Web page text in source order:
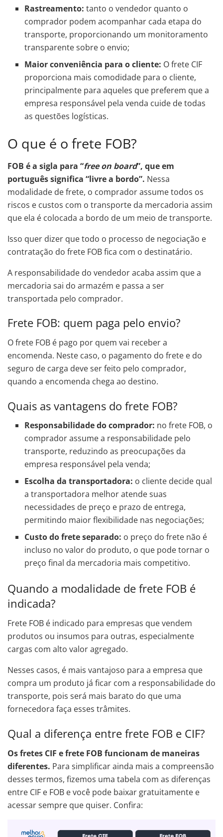
Rastreamento:tanto o vendedor quanto o
comprador podem acompanhar cada etapa do
transporte, proporcionando um monitoramento
transparente sobre o envio;
Maior conveniência para o cliente: O frete CIF
proporciona mais comodidade para o cliente,
principalmente para aqueles que preferem que a
empresa responsável pela venda cuide de todas
as questões logísticas.
O que é o frete FOB?
FOB é a sigla para “free on board”, que em
português significa “livre a bordo”. Nessa
modalidade de frete, o comprador assume todos os
riscos e custos com o transporte da mercadoria assim
que ela é colocada a bordo de um meio de transporte.
Isso quer dizer que todo o processo de negociação e
contratação do frete FOB fica com o destinatário.
A responsabilidade do vendedor acaba assim que a
mercadoria sai do armazém e passa a ser
transportada pelo comprador.
Frete FOB: quem paga pelo envio?
O frete FOB é pago por quem vai receber a
encomenda. Neste caso, o pagamento do frete e do
seguro de carga deve ser feito pelo comprador,
quando a encomenda chega ao destino.
Quais as vantagens do frete FOB?
Responsabilidade do comprador: no frete FOB, o
comprador assume a responsabilidade pelo
transporte, reduzindo as preocupações da
empresa responsável pela venda;
Escolha da transportadora: o cliente decide qual
a transportadora melhor atende suas
necessidades de preço e prazo de entrega,
permitindo maior flexibilidade nas negociações;
Custo do frete separado: o preço do frete não é
incluso no valor do produto, o que pode tornar o
preço final da mercadoria mais competitivo.
Quando a modalidade de frete FOB é
indicada?
Frete FOB é indicado para empresas que vendem
produtos ou insumos para outras, especialmente
cargas com alto valor agregado.
Nesses casos, é mais vantajoso para a empresa que
compra um produto já ficar com a responsabilidade do
transporte, pois será mais barato do que uma
fornecedora faça esses trâmites.
Qual a diferença entre frete FOB e CIF?
Os fretes CIF e frete FOB funcionam de maneiras
diferentes. Para simplificar ainda mais a compreensão
desses termos, fizemos uma tabela com as diferenças
entre CIF e FOB e você pode baixar gratuitamente e
acessar sempre que quiser. Confira: